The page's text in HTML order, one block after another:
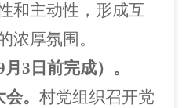
和主动性，形成互
浓厚氛围。
月3日前完成）。
。 村党组织召开党